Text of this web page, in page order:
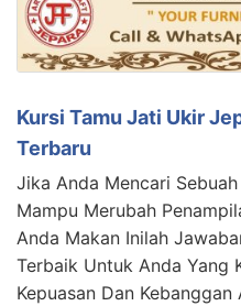
Kursi Tamu Jati Ukir
Terbaru
Jika Anda Mencari
Mampu Merubah
Anda Makan Inilah
Terbaik Untuk Anda Yang
Kepuasan Dan